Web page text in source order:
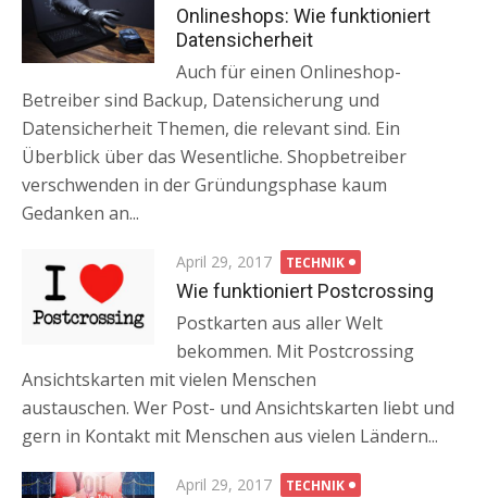
on
Onlineshops: Wie funktioniert
Datensicherheit
Auch für einen Onlineshop-
Betreiber sind Backup, Datensicherung und
Datensicherheit Themen, die relevant sind. Ein
Überblick über das Wesentliche. Shopbetreiber
verschwenden in der Gründungsphase kaum
Gedanken an...
Posted
on
April 29, 2017 TECHNIK
Wie funktioniert Postcrossing
Postkarten aus aller Welt
bekommen. Mit Postcrossing
Ansichtskarten mit vielen Menschen
austauschen. Wer Post- und Ansichtskarten liebt und
gern in Kontakt mit Menschen aus vielen Ländern...
Posted
April 29, 2017 TECHNIK